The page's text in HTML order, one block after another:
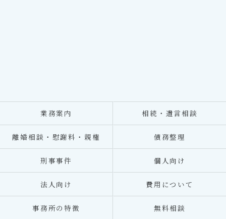
業務案内 相続・遺言相談
離婚相談・慰謝料・親権 債務整理
刑事事件 個人向け
法人向け 費用について
事務所の特徴 無料相談